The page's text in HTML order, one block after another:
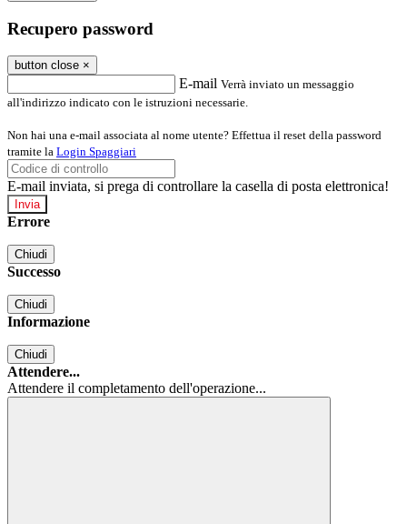
Recupero password
button close ×
E-mail Verrà inviato un messaggio
all'indirizzo indicato con le istruzioni necessarie.
Non hai una e-mail associata al nome utente? Effettua il reset della password
tramite la Login Spaggiari
E-mail inviata, si prega di controllare la casella di posta elettronica!
Errore
Chiudi
Successo
Chiudi
Informazione
Chiudi
Attendere...
Attendere il completamento dell'operazione...